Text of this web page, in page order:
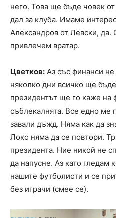
него. Това ще бъде човек
дал за клуба. Имаме
Александров от Левски, да.
привлечем вратар.
Цветков: Аз със финанси
няколко дни всичко ще
президентът ще го каже на
съблекалнята. Все едно ме
завали дъжд. Няма как да
Локо няма да се повтори.
президента. Ние никой не
да напусне. Аз като гледам
нашите футболисти и се
без играчи (смее се).